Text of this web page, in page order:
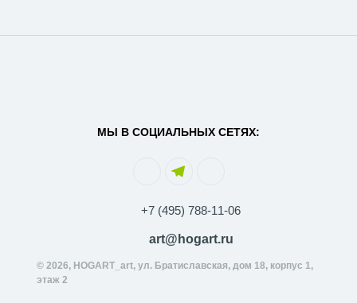
МЫ В СОЦИАЛЬНЫХ СЕТЯХ:
+7 (495) 788-11-06
art@hogart.ru
© 2026, HOGART_art, ул. Братиславская, дом 18, корпус 1,
этаж 2